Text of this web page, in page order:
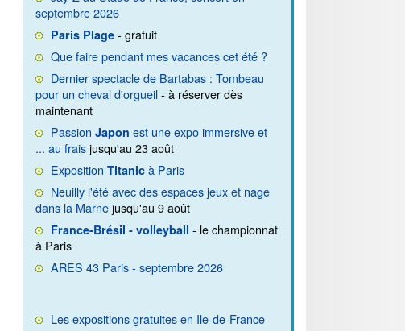
septembre 2026
Paris Plage - gratuit
Que faire pendant mes vacances cet été ?
Dernier spectacle de Bartabas : Tombeau
pour un cheval d'orgueil- à réserver dès
maintenant
PassionJapon est une expo immersive et
... au fraisjusqu'au 23 août
ExpositionTitanic à Paris
Neuilly l'été avec des espaces jeux et nage
dans la Marnejusqu'au 9 août
France-Brésil - volleyball - le championnat
à Paris
ARES 43 Paris - septembre 2026
Les expositions gratuites en Ile-de-France